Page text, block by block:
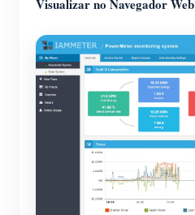
Visualizar no Navegador Web